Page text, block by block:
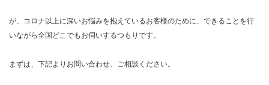
が、コロナ以上に深いお悩みを抱えているお客様のために、できることを行
いながら全国どこでもお伺いするつもりです。
まずは、下記よりお問い合わせ、ご相談ください。